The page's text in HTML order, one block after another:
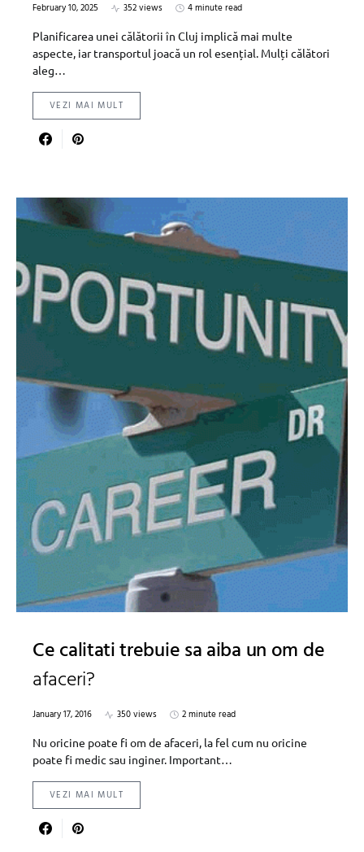
February 10, 2025 352 views
4 minute read
Planificarea unei călătorii în Cluj implică mai multe
aspecte, iar transportul joacă un rol esențial. Mulți călători
aleg…
VEZI MAI MULT
Ce calitati trebuie sa aiba un om de
afaceri?
January 17, 2016 350 views
2 minute read
Nu oricine poate fi om de afaceri, la fel cum nu oricine
poate fi medic sau inginer. Important…
VEZI MAI MULT